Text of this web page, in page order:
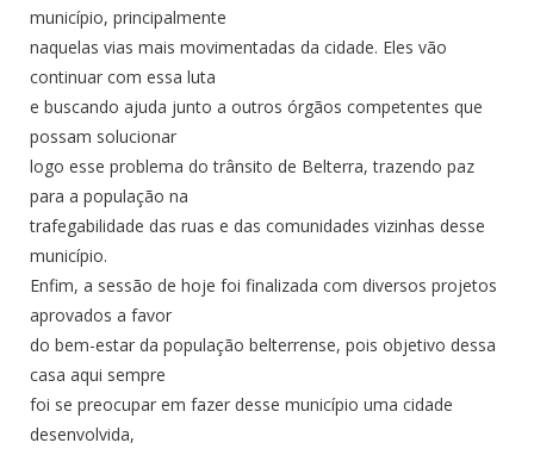
município, principalmente
naquelas vias mais movimentadas da cidade. Eles vão
continuar com essa luta
e buscando ajuda junto a outros órgãos competentes que
possam solucionar
logo esse problema do trânsito de Belterra, trazendo paz
para a população na
trafegabilidade das ruas e das comunidades vizinhas desse
município.
Enfim, a sessão de hoje foi finalizada com diversos projetos
aprovados a favor
do bem-estar da população belterrense, pois objetivo dessa
casa aqui sempre
foi se preocupar em fazer desse município uma cidade
desenvolvida,